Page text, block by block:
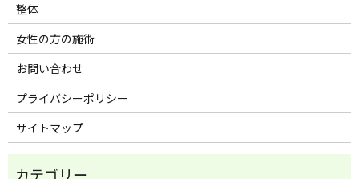
整体
女性の方の施術
お問い合わせ
プライバシーポリシー
サイトマップ